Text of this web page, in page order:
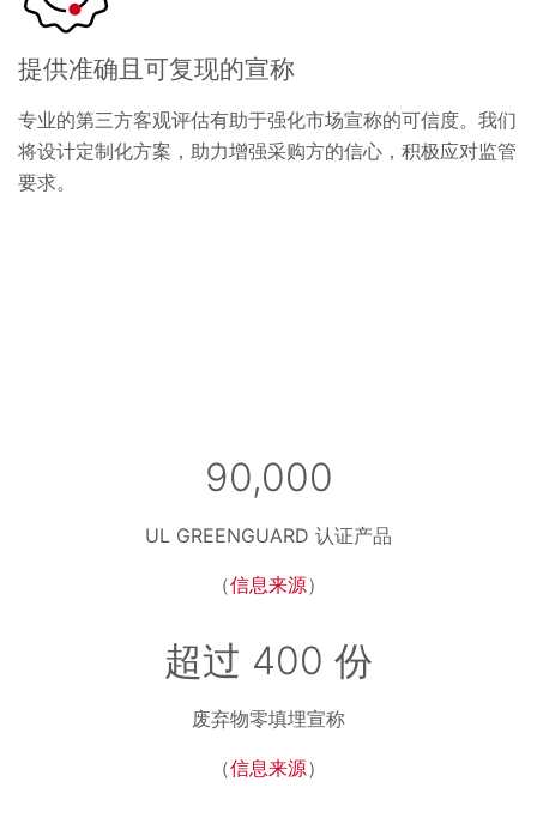
提供准确且可复现的宣称
专业的第三方客观评估有助于强化市场宣称的可信度。我们
将设计定制化方案，助力增强采购方的信心，积极应对监管
要求。
90,000
UL GREENGUARD 认证产品
（信息来源）
超过 400 份
废弃物零填埋宣称
（信息来源）